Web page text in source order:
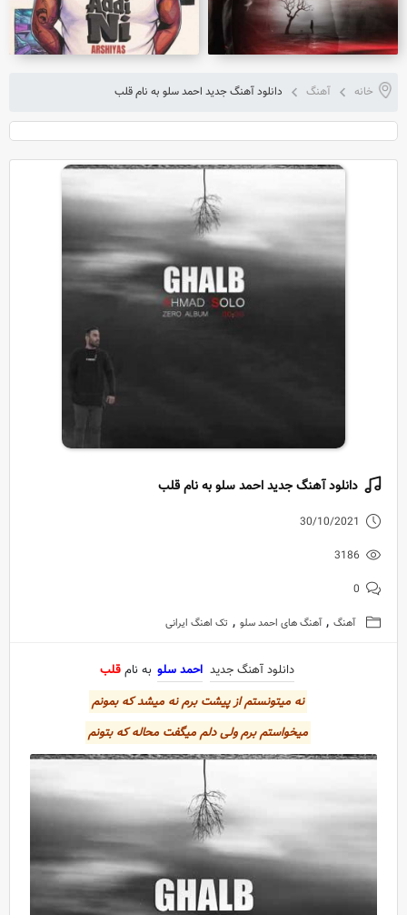
خانه آهنگ دانلود آهنگ جدید احمد سلو به نام قلب
دانلود آهنگ جدید احمد سلو به نام قلب
30/10/2021
3186
0
آهنگ , آهنگ های احمد سلو , تک اهنگ ایرانی
دانلود آهنگ جدید احمد سلو به نام قلب
نه میتونستم از پیشت برم نه میشد که بمونم
میخواستم برم ولی دلم میگفت محاله که بتونم